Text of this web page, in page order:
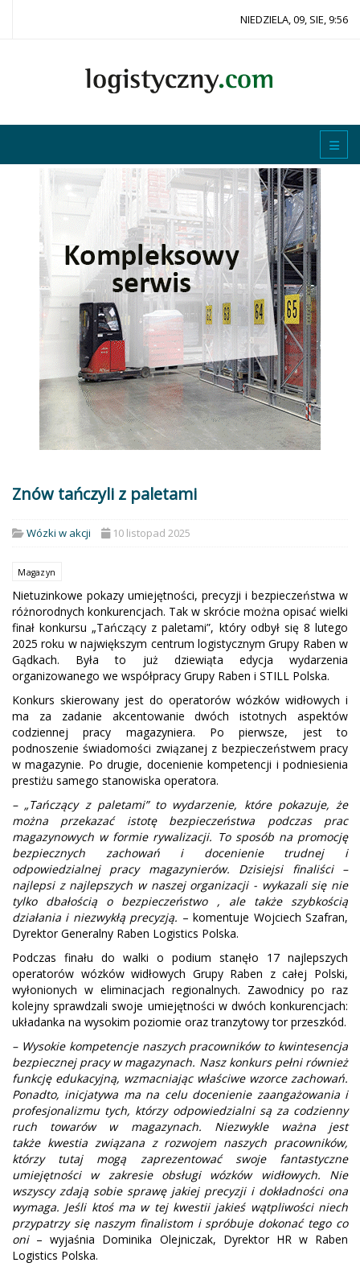
NIEDZIELA, 09, SIE, 9:56
Znów tańczyli z paletami
Wózki w akcji 10 listopad 2025
Magazyn
Nietuzinkowe pokazy umiejętności, precyzji i bezpieczeństwa w
różnorodnych konkurencjach. Tak w skrócie można opisać wielki
finał konkursu „Tańczący z paletami”, który odbył się 8 lutego
2025 roku w największym centrum logistycznym Grupy Raben w
Gądkach. Była to już dziewiąta edycja wydarzenia
organizowanego we współpracy Grupy Raben i STILL Polska.
Konkurs skierowany jest do operatorów wózków widłowych i
ma za zadanie akcentowanie dwóch istotnych aspektów
codziennej pracy magazyniera. Po pierwsze, jest to
podnoszenie świadomości związanej z bezpieczeństwem pracy
w magazynie. Po drugie, docenienie kompetencji i podniesienia
prestiżu samego stanowiska operatora.
– „Tańczący z paletami” to wydarzenie, które pokazuje, że
można przekazać istotę bezpieczeństwa podczas prac
magazynowych w formie rywalizacji. To sposób na promocję
bezpiecznych zachowań i docenienie trudnej i
odpowiedzialnej pracy magazynierów. Dzisiejsi finaliści –
najlepsi z najlepszych w naszej organizacji - wykazali się nie
tylko dbałością o bezpieczeństwo , ale także szybkością
działania i niezwykłą precyzją. – komentuje Wojciech Szafran,
Dyrektor Generalny Raben Logistics Polska.
Podczas finału do walki o podium stanęło 17 najlepszych
operatorów wózków widłowych Grupy Raben z całej Polski,
wyłonionych w eliminacjach regionalnych. Zawodnicy po raz
kolejny sprawdzali swoje umiejętności w dwóch konkurencjach:
układanka na wysokim poziomie oraz tranzytowy tor przeszkód.
– Wysokie kompetencje naszych pracowników to kwintesencja
bezpiecznej pracy w magazynach. Nasz konkurs pełni również
funkcję edukacyjną, wzmacniając właściwe wzorce zachowań.
Ponadto, inicjatywa ma na celu docenienie zaangażowania i
profesjonalizmu tych, którzy odpowiedzialni są za codzienny
ruch towarów w magazynach. Niezwykle ważna jest
także kwestia związana z rozwojem naszych pracowników,
którzy tutaj mogą zaprezentować swoje fantastyczne
umiejętności w zakresie obsługi wózków widłowych. Nie
wszyscy zdają sobie sprawę jakiej precyzji i dokładności ona
wymaga. Jeśli ktoś ma w tej kwestii jakieś wątpliwości niech
przypatrzy się naszym finalistom i spróbuje dokonać tego co
oni– wyjaśnia Dominika Olejniczak, Dyrektor HR w Raben
Logistics Polska.